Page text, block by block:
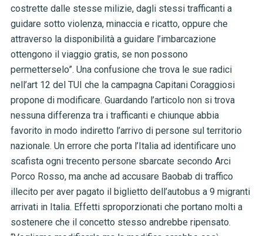
costrette dalle stesse milizie, dagli stessi trafficanti a
guidare sotto violenza, minaccia e ricatto, oppure che
attraverso la disponibilità a guidare l’imbarcazione
ottengono il viaggio gratis, se non possono
permetterselo”. Una confusione che trova le sue radici
nell’art 12 del TUI che la campagna Capitani Coraggiosi
propone di modificare. Guardando l’articolo non si trova
nessuna differenza tra i trafficanti e chiunque abbia
favorito in modo indiretto l’arrivo di persone sul territorio
nazionale. Un errore che porta l’Italia ad identificare uno
scafista ogni trecento persone sbarcate secondo Arci
Porco Rosso, ma anche ad accusare Baobab di traffico
illecito per aver pagato il biglietto dell’autobus a 9 migranti
arrivati in Italia. Effetti sproporzionati che portano molti a
sostenere che il concetto stesso andrebbe ripensato.